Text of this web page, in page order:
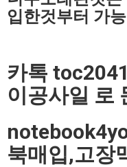
입한것부터 가
카톡
이공사일 로
북매입,고장